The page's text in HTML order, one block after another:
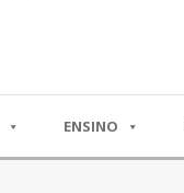
ENSINO